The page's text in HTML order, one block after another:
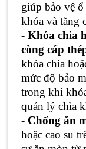
giúp bảo vệ
khóa và tăng
- Khóa chìa
còng cáp
khóa chìa
mức độ bảo
trong khi
quản lý chìa
- Chống ăn
hoặc cao su